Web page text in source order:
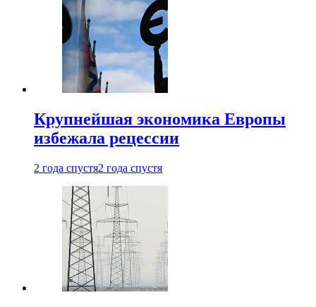
Крупнейшая экономика Европы
избежала рецессии
2 года спустя2 года спустя